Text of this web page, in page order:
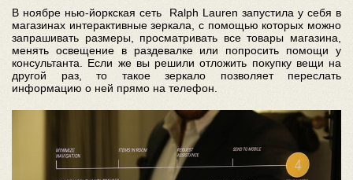
В ноябре нью-йоркская сеть Ralph Lauren запустила у себя в
магазинах интерактивные зеркала, с помощью которых можно
запрашивать размеры, просматривать все товары магазина,
менять освещение в раздевалке или попросить помощи у
консультанта. Если же вы решили отложить покупку вещи на
другой раз, то такое зеркало позволяет переслать
информацию о ней прямо на телефон.